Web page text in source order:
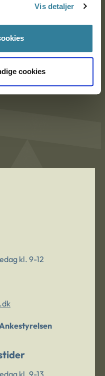
Vis detaljer
cookies
kl. 9-12